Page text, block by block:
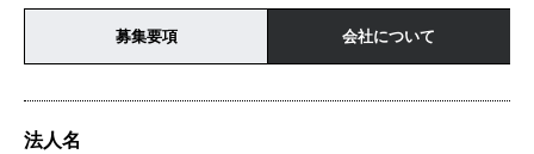
募集要項 会社について
法人名